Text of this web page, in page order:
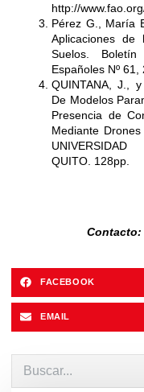
http://
Pérez G., María
Aplicaciones de
Suelos.
Españoles Nº 61,
QUINTANA, J.,
De Modelos
Presencia de
Mediante
UNIVERSIDAD
QUITO. 128pp.
Contacto:
FACEBOOK
EMAIL